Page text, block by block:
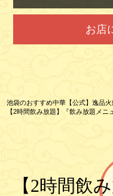
お店
池袋のおすすめ中華【公式】逸品
【2時間飲み放題】『飲み放題メニ
【2時間飲